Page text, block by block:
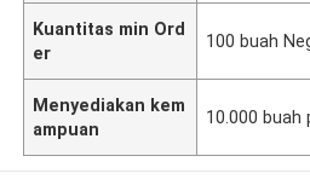
Kuantitas min Ord
er
100 buah
Menyediakan kem
ampuan
10.000 buah